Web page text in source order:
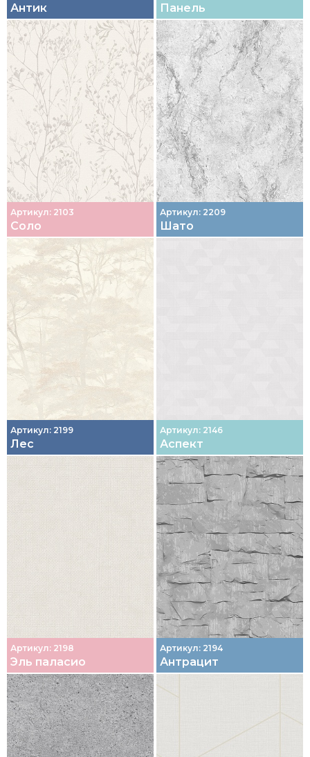
Антик Панель
Артикул: 2103
Соло
Артикул: 2209
Шато
Артикул: 2199
Лес
Артикул: 2146
Аспект
Артикул: 2198
Эль паласио
Артикул: 2194
Антрацит